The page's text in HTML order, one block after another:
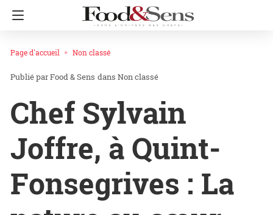
Page d'accueil Non classé
Food & Sens dans Non classé
Chef Sylvain
Joffre, à Quint-
Fonsegrives : La